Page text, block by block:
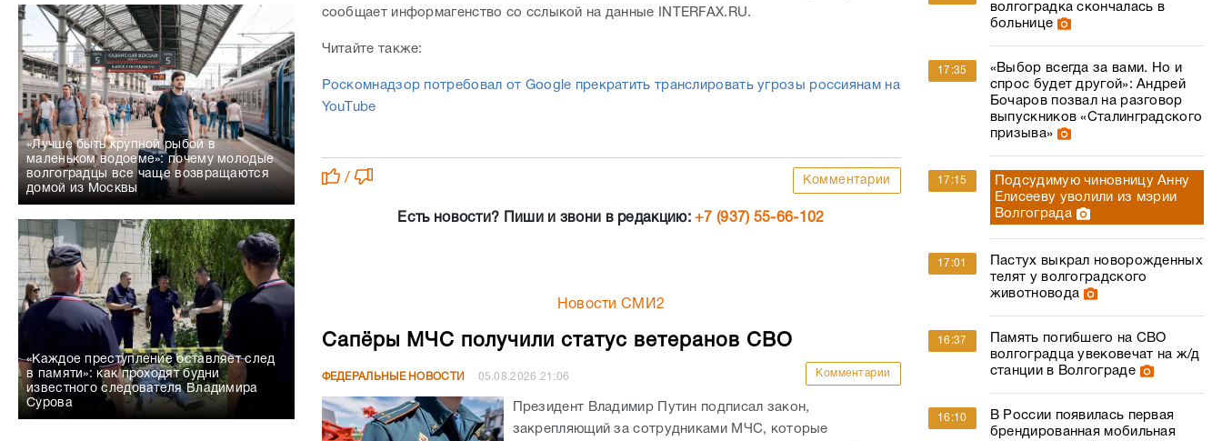
«Лучше быть крупной рыбой в
маленьком водоеме»: почему молодые
волгоградцы все чаще возвращаются
домой из Москвы
«Каждое преступление оставляет след
в памяти»: как проходят будни
известного следователя Владимира
Сурова
сообщает информагенство со сслыкой на данные INTERFAX.RU.
Читайте также:
Роскомнадзор потребовал от Google прекратить транслировать угрозы россиянам на
YouTube
/ Комментарии
Есть новости? Пиши и звони в редакцию:+7 (937) 55-66-102
Новости СМИ2
Сапёры МЧС получили статус ветеранов СВО
ФЕДЕРАЛЬНЫЕ НОВОСТИ 05.08.2026 21:06 Комментарии
Президент Владимир Путин подписал закон,
закрепляющий за сотрудниками МЧС, которые
волгоградка скончалась в
больнице
17:35
«Выбор всегда за вами. Но и
спрос будет другой»: Андрей
Бочаров позвал на разговор
выпускников «Сталинградского
призыва»
17:15
Подсудимую чиновницу Анну
Елисееву уволили из мэрии
Волгограда
17:01
Пастух выкрал новорожденных
телят у волгоградского
животновода
16:37
Память погибшего на СВО
волгоградца увековечат на ж/д
станции в Волгограде
16:10
В России появилась первая
брендированная мобильная